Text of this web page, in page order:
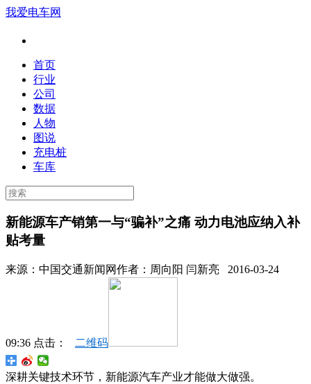
我爱电车网
首页
行业
公司
数据
人物
图说
充电桩
车库
新能源车产销第一与“骗补”之痛 动力电池应纳入补
贴考量
来源： 中国交通新闻网作者： 周向阳 闫新亮 2016-03-24
09:36 点击： 二维码
深耕关键技术环节，新能源汽车产业才能做大做强。